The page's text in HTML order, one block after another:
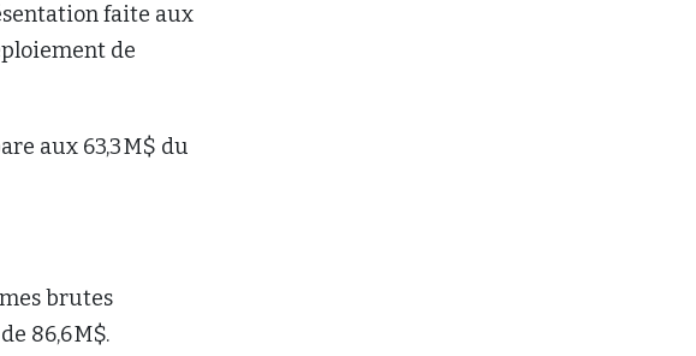
faite aux
de
aux 63,3 M$ du
brutes
86,6 M$.